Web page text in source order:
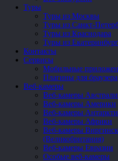
Туры
Туры из Москвы
Туры из Санкт-
Туры из Краснодара
Туры из
Контакты
Сервисы
Мобильные
Плагины для браузера
Веб-камеры
Веб-камеры
Веб-камеры Америки
Веб-камеры
Веб-камеры Африки
Веб-камеры
(Великобритания)
Веб-камеры Евразии
Особые веб-камеры